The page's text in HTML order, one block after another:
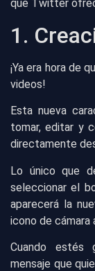
que Twitter
1.
¡Ya era hora de
videos!
Esta nueva
tomar, editar y
directamente
Lo único que
seleccionar el
aparecerá la
icono de cámara
Cuando estés
mensaje que